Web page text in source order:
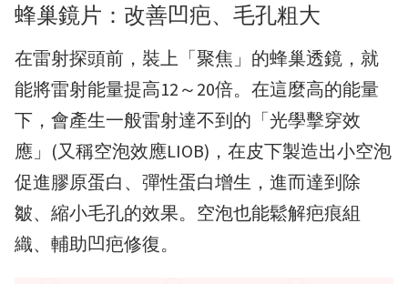
蜂巢鏡片：改善凹疤、毛孔粗大
在雷射探頭前，裝上「聚焦」的蜂巢透鏡，就
能將雷射能量提高12～20倍。在這麼高的能量
下，會產生一般雷射達不到的「光學擊穿效
應」(又稱空泡效應LIOB)，在皮下製造出小空泡
促進膠原蛋白、彈性蛋白增生，進而達到除
皺、縮小毛孔的效果。空泡也能鬆解疤痕組
織、輔助凹疤修復。